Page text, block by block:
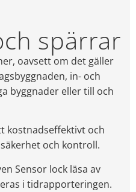
spärrar
oavsett om det gäller
in- och
byggnader eller till och
kostnadseffektivt och
och kontroll.
Sensor lock läsa av
i tidrapporteringen.